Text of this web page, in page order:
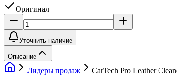
Оригинал
Уточнить наличие
Описание
Лидеры продаж
CarTech Pro Leather